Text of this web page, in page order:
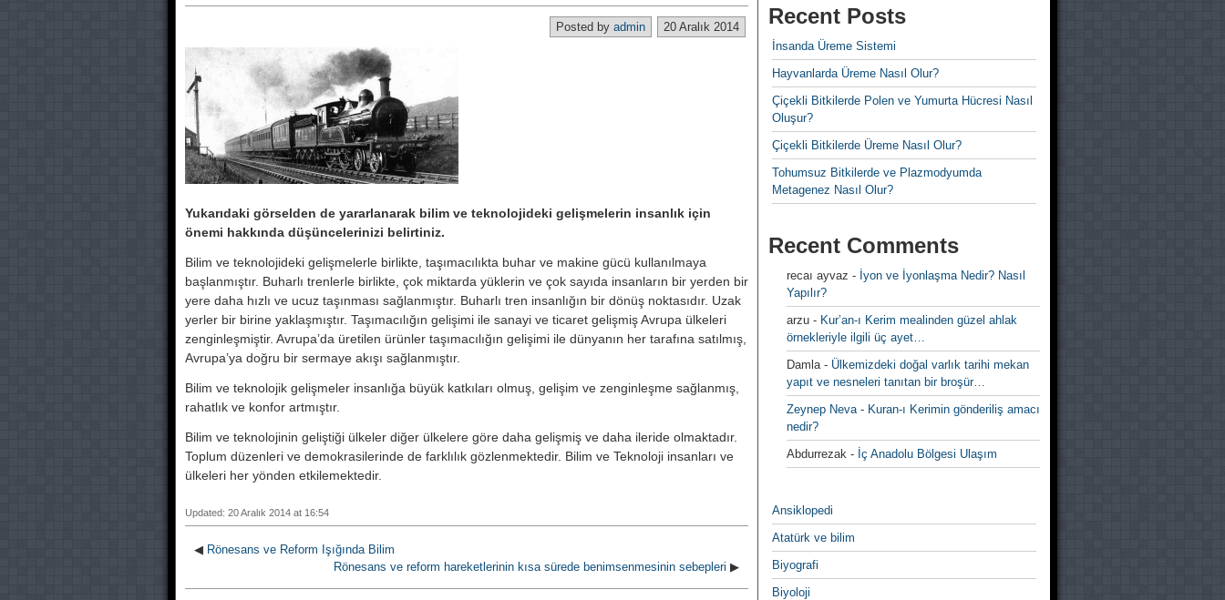
20 Aralık 2014
Posted by admin
Yukarıdaki görselden de yararlanarak bilim ve teknolojideki gelişmelerin insanlık için
önemi hakkında düşüncelerinizi belirtiniz.
Bilim ve teknolojideki gelişmelerle birlikte, taşımacılıkta buhar ve makine gücü kullanılmaya
başlanmıştır. Buharlı trenlerle birlikte, çok miktarda yüklerin ve çok sayıda insanların bir yerden bir
yere daha hızlı ve ucuz taşınması sağlanmıştır. Buharlı tren insanlığın bir dönüş noktasıdır. Uzak
yerler bir birine yaklaşmıştır. Taşımacılığın gelişimi ile sanayi ve ticaret gelişmiş Avrupa ülkeleri
zenginleşmiştir. Avrupa’da üretilen ürünler taşımacılığın gelişimi ile dünyanın her tarafına satılmış,
Avrupa’ya doğru bir sermaye akışı sağlanmıştır.
Bilim ve teknolojik gelişmeler insanlığa büyük katkıları olmuş, gelişim ve zenginleşme sağlanmış,
rahatlık ve konfor artmıştır.
Bilim ve teknolojinin geliştiği ülkeler diğer ülkelere göre daha gelişmiş ve daha ileride olmaktadır.
Toplum düzenleri ve demokrasilerinde de farklılık gözlenmektedir. Bilim ve Teknoloji insanları ve
ülkeleri her yönden etkilemektedir.
Updated: 20 Aralık 2014 at 16:54
◀ Rönesans ve Reform Işığında Bilim
Rönesans ve reform hareketlerinin kısa sürede benimsenmesinin sebepleri ▶
Recent Posts
İnsanda Üreme Sistemi
Hayvanlarda Üreme Nasıl Olur?
Çiçekli Bitkilerde Polen ve Yumurta Hücresi Nasıl
Oluşur?
Çiçekli Bitkilerde Üreme Nasıl Olur?
Tohumsuz Bitkilerde ve Plazmodyumda
Metagenez Nasıl Olur?
Recent Comments
recaı ayvaz - İyon ve İyonlaşma Nedir? Nasıl
Yapılır?
arzu - Kur’an-ı Kerim mealinden güzel ahlak
örnekleriyle ilgili üç ayet…
Damla- Ülkemizdeki doğal varlık tarihi mekan
yapıt ve nesneleri tanıtan bir broşür…
Zeynep Neva- Kuran-ı Kerimin gönderiliş amacı
nedir?
Abdurrezak - İç Anadolu Bölgesi Ulaşım
Ansiklopedi
Atatürk ve bilim
Biyografi
Biyoloji